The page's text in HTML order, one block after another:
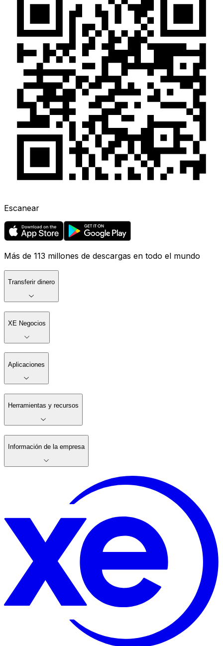
Escanear
Más de 113 millones de descargas en todo el mundo
Transferir dinero
XE Negocios
Aplicaciones
Herramientas y recursos
Información de la empresa